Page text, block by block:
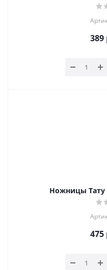
389
Ножницы Тату
475